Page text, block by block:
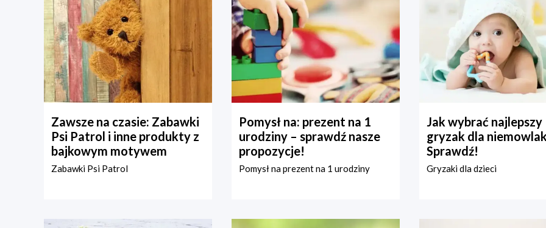
Zawsze na czasie: Zabawki
Psi Patrol i inne produkty z
bajkowym motywem
Zabawki Psi Patrol
Pomysł na: prezent na 1
urodziny – sprawdź nasze
propozycje!
Pomysł na prezent na 1 urodziny
Jak wybrać najlepszy
gryzak dla
Sprawdź!
Gryzaki dla dzieci